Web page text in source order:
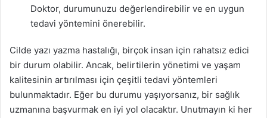
Doktor, durumunuzu değerlendirebilir ve en uygun
tedavi yöntemini önerebilir.
Cilde yazı yazma hastalığı, birçok insan için rahatsız edici
bir durum olabilir. Ancak, belirtilerin yönetimi ve yaşam
kalitesinin artırılması için çeşitli tedavi yöntemleri
bulunmaktadır. Eğer bu durumu yaşıyorsanız, bir sağlık
uzmanına başvurmak en iyi yol olacaktır. Unutmayın ki her